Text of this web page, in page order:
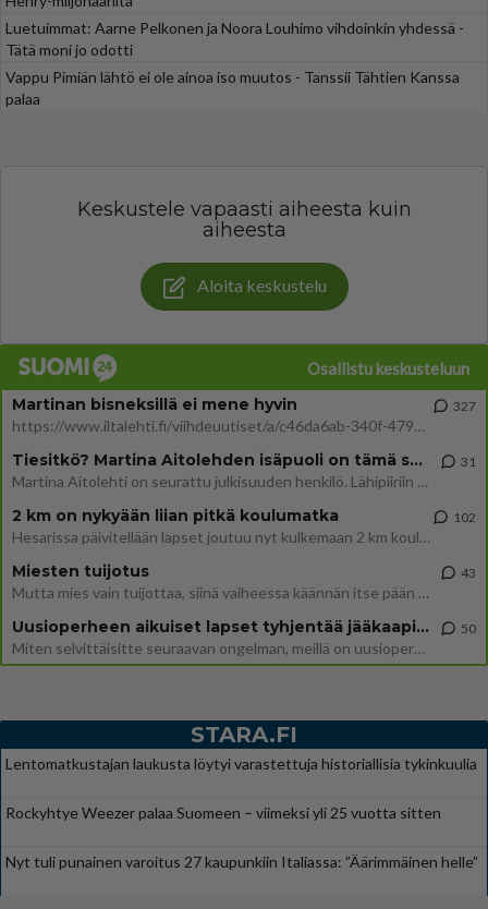
Luetuimmat: Aarne Pelkonen ja Noora Louhimo vihdoinkin yhdessä -
Tätä moni jo odotti
Vappu Pimiän lähtö ei ole ainoa iso muutos - Tanssii Tähtien Kanssa
palaa
Keskustele vapaasti aiheesta kuin
aiheesta
Aloita keskustelu
Osallistu keskusteluun
Martinan bisneksillä ei mene hyvin
https://www.iltalehti.fi/viihdeuutiset/a/c46da6ab-340f-4790-aaa7-0865eed2336 Yrityksen konkurssihakemus on tullut kärä
327
Tiesitkö? Martina Aitolehden isäpuoli on tämä suosittu laulaja
Martina Aitolehti on seurattu julkisuuden henkilö. Lähipiiriin mahtuu muitakin tunnettuja henkilöitä. Tiesitkö, että Ma
31
2 km on nykyään liian pitkä koulumatka
Hesarissa päivitellään lapset joutuu nyt kulkemaan 2 km kouluun jösses. Ruostefillarilla tuo matka menee vaikka miten äk
102
Miesten tuijotus
Mutta mies vain tuijottaa, siinä vaiheessa käännän itse pään pois. Mikä juttu? Yleensä jos joku tuijottaa tai katsoo, hä
43
Uusioperheen aikuiset lapset tyhjentää jääkaapin käydessään
Miten selvittäisitte seuraavan ongelman, meillä on uusioperhe, minulla teini-ikäiset lapset ja puolisolla aikuiset, jotk
50
STARA.FI
Lentomatkustajan laukusta löytyi varastettuja historiallisia tykinkuulia
Rockyhtye Weezer palaa Suomeen – viimeksi yli 25 vuotta sitten
Nyt tuli punainen varoitus 27 kaupunkiin Italiassa: ”Äärimmäinen helle”